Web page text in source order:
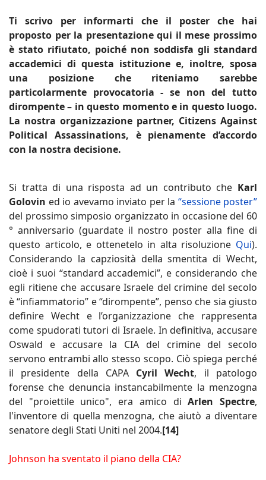
Ti scrivo per informarti che il poster che hai
proposto per la presentazione qui il mese prossimo
è stato rifiutato, poiché non soddisfa gli standard
accademici di questa istituzione e, inoltre, sposa
una posizione che riteniamo sarebbe
particolarmente provocatoria - se non del tutto
dirompente – in questo momento e in questo luogo.
La nostra organizzazione partner, Citizens Against
Political Assassinations, è pienamente d’accordo
con la nostra decisione.
Si tratta di una risposta ad un contributo che Karl
Golovin ed io avevamo inviato per la “sessione poster”
del prossimo simposio organizzato in occasione del 60
° anniversario (guardate il nostro poster alla fine di
questo articolo, e ottenetelo in alta risoluzione Qui).
Considerando la capziosità della smentita di Wecht,
cioè i suoi “standard accademici”, e considerando che
egli ritiene che accusare Israele del crimine del secolo
è “infiammatorio” e “dirompente”, penso che sia giusto
definire Wecht e l’organizzazione che rappresenta
come spudorati tutori di Israele. In definitiva, accusare
Oswald e accusare la CIA del crimine del secolo
servono entrambi allo stesso scopo. Ciò spiega perché
il presidente della CAPA Cyril Wecht, il patologo
forense che denuncia instancabilmente la menzogna
del "proiettile unico", era amico diArlen Spectre,
l'inventore di quella menzogna, che aiutò a diventare
senatore degli Stati Uniti nel 2004.[14]
Johnson ha sventato il piano della CIA?